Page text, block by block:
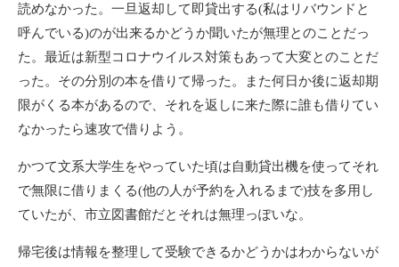
読めなかった。一旦返却して即貸出する(私はリバウンドと
呼んでいる)のが出来るかどうか聞いたが無理とのことだっ
た。最近は新型コロナウイルス対策もあって大変とのことだ
った。その分別の本を借りて帰った。また何日か後に返却期
限がくる本があるので、それを返しに来た際に誰も借りてい
なかったら速攻で借りよう。
かつて文系大学生をやっていた頃は自動貸出機を使ってそれ
で無限に借りまくる(他の人が予約を入れるまで)技を多用し
ていたが、市立図書館だとそれは無理っぽいな。
帰宅後は情報を整理して受験できるかどうかはわからないが